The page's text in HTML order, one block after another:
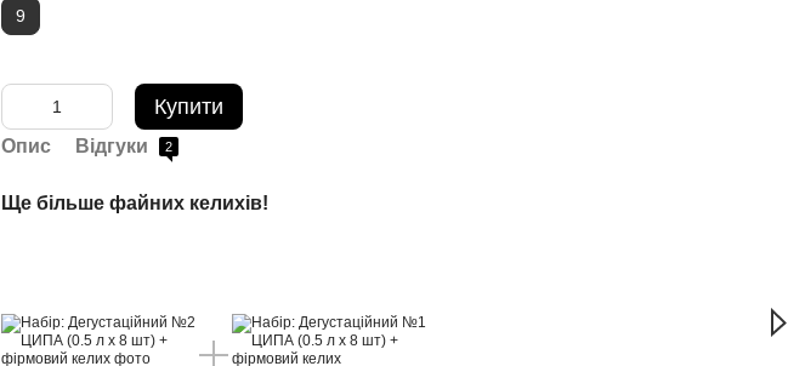
9
Купити
Опис Відгуки 2
Ще більше файних келихів!